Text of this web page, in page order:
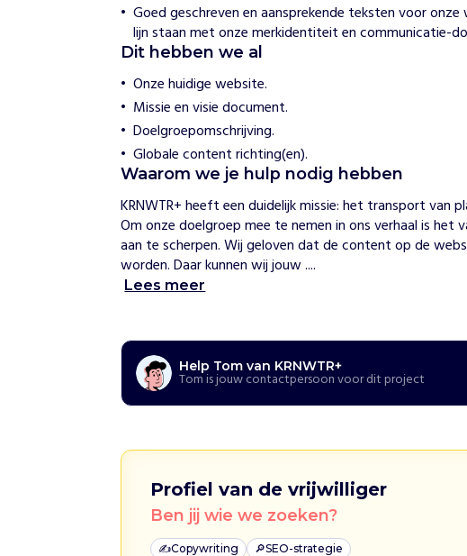
W
T
R
H
o
w
i
h
e
p
e
n
N
W
T
R
p
Goed geschreven en aansprekende teksten voor
lijn staan met onze merkidentiteit en communicatie-
Dit hebben we al
Onze huidige website.
Missie en visie document.
Doelgroepomschrijving.
Globale content richting(en).
Waarom we je hulp nodig hebben
KRNWTR+ heeft een duidelijk missie: het transport van
Om onze doelgroep mee te nemen in ons verhaal is het
aan te scherpen. Wij geloven dat de content op de
worden. Daar kunnen wij jouw ....
Lees meer
Help Tom van KRNWTR+
Tom is jouw contactpersoon voor dit project
Profiel van de vrijwilliger
Ben jij wie we zoeken?
✍️Copywriting 🔎SEO-strategie